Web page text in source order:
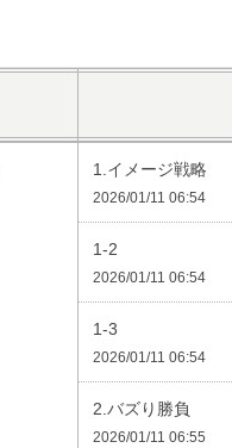
1.イメージ戦略
2026/01/11 06:54
1-2
2026/01/11 06:54
1-3
2026/01/11 06:54
2.バズり勝負
2026/01/11 06:55